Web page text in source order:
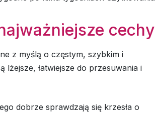
cechy
z myślą o częstym, szybkim i
łatwiejsze do przesuwania i
dobrze sprawdzają się krzesła o